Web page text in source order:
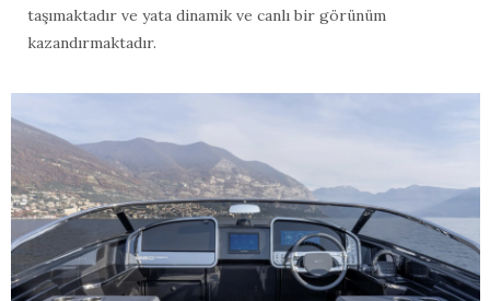
taşımaktadır ve yata dinamik ve canlı bir görünüm
kazandırmaktadır.